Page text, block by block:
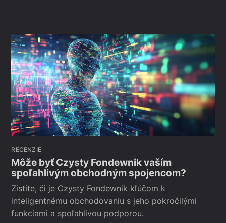
RECENZIE
Môže byť Czysty Fondewnik vaším
spoľahlivým obchodným spojencom?
Zistite, či je Czysty Fondewnik kľúčom k
inteligentnému obchodovaniu s jeho pokročilými
funkciami a spoľahlivou podporou.